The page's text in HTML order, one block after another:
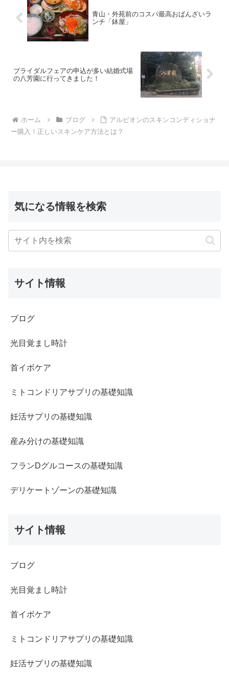
青山・外苑前のコスパ最高おばんざいラ
ンチ「鉢屋」
ブライダルフェアの申込が多い結婚式場
の八芳園に行ってきました！
ホーム ブログ
アルビオンのスキンコンディショナ
ー購入！正しいスキンケア方法とは？
気になる情報を検索
サイト情報
ブログ
光目覚まし時計
首イボケア
ミトコンドリアサプリの基礎知識
妊活サプリの基礎知識
産み分けの基礎知識
フランDグルコースの基礎知識
デリケートゾーンの基礎知識
サイト情報
ブログ
光目覚まし時計
首イボケア
ミトコンドリアサプリの基礎知識
妊活サプリの基礎知識